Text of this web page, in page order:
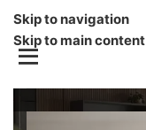
Skip to navigation
Skip to main content